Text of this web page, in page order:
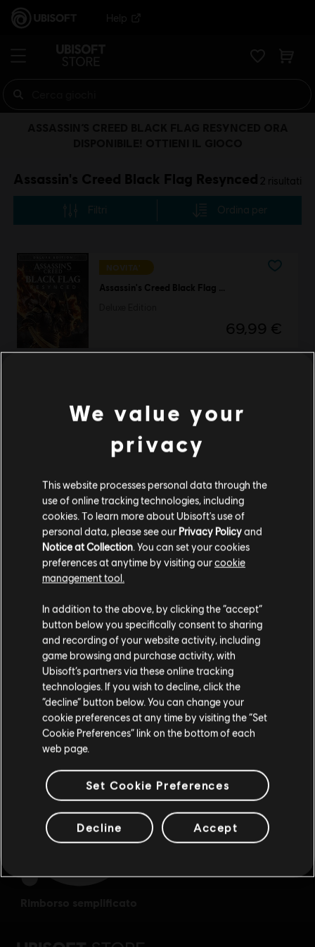
Help
Assassin's Creed Black Flag Resynced 2 risultati
Filtri Ordina per
NOVITA'
69,99 €
Standard Edition
Visualizzati 2di2elementi
Stai cercando i videogiochi per PC più recenti? L'Ubisoft Store è il posto che fa
per te! Goditi l'esperienza di gioco definitiva con i giochi più recenti, pass
stagionali e altricontenuti aggiuntivi direttamente dall'Ubisoft Store. Grazie a
promozioni regolari e
offerte speciali ,puoi goderti i videogiochi dei migliori franc
ricompense sconti esclusivi
Vai al tuo store locale in modo da poter fare
acquisti.
Rimani sullo store attuale
Portami allo store locale
We value your
privacy
This website processes personal data through the
use of online tracking technologies, including
cookies. To learn more about Ubisoft's use of
personal data, please see our Privacy Policyand
Notice at Collection. You can set your cookies
preferences at anytime by visiting ourcookie
management tool.
In addition to the above, by clicking the “accept”
button below you specifically consent to sharing
and recording of your website activity, including
game browsing and purchase activity, with
Ubisoft’s partners via these online tracking
technologies. If you wish to decline, click the
“decline” button below. You can change your
cookie preferences at any time by visiting the “Set
Cookie Preferences” link on the bottom of each
web page.
Set Cookie Preferences
Decline Accept